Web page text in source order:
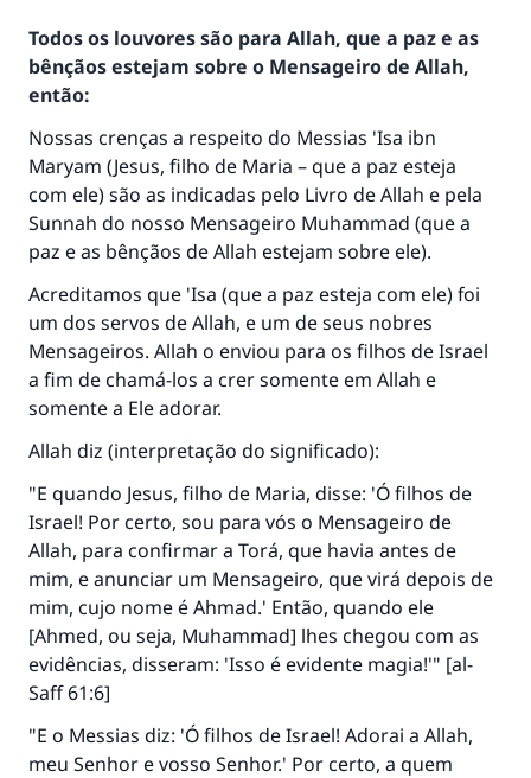
Todos os louvores são para Allah, que a paz e as
bênçãos estejam sobre o Mensageiro de Allah,
então:
Nossas crenças a respeito do Messias 'Isa ibn
Maryam (Jesus, filho de Maria – que a paz esteja
com ele) são as indicadas pelo Livro de Allah e pela
Sunnah do nosso Mensageiro Muhammad (que a
paz e as bênçãos de Allah estejam sobre ele).
Acreditamos que 'Isa (que a paz esteja com ele) foi
um dos servos de Allah, e um de seus nobres
Mensageiros. Allah o enviou para os filhos de Israel
a fim de chamá-los a crer somente em Allah e
somente a Ele adorar.
Allah diz (interpretação do significado):
"E quando Jesus, filho de Maria, disse: 'Ó filhos de
Israel! Por certo, sou para vós o Mensageiro de
Allah, para confirmar a Torá, que havia antes de
mim, e anunciar um Mensageiro, que virá depois de
mim, cujo nome é Ahmad.' Então, quando ele
[Ahmed, ou seja, Muhammad] lhes chegou com as
evidências, disseram: 'Isso é evidente magia!'" [al-
Saff 61:6]
"E o Messias diz: 'Ó filhos de Israel! Adorai a Allah,
meu Senhor e vosso Senhor.' Por certo, a quem